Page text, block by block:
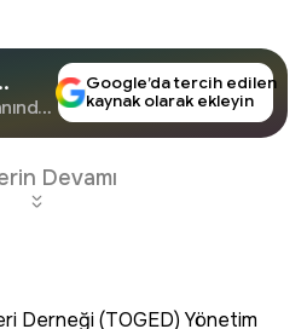
Google’da tercih edilen
kaynak olarak ekleyin
Devamı
Derneği (TOGED) Yönetim